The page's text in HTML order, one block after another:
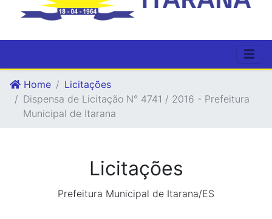
Home
Licitações
Dispensa de Licitação N° 4741 / 2016 - Prefeitura
Municipal de Itarana
Licitações
Prefeitura Municipal de Itarana/ES